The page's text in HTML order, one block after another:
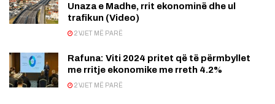
Unaza e Madhe, rrit ekonominë dhe ul
trafikun (Video)
2 VJET MË PARË
Rafuna: Viti 2024 pritet që të përmbyllet
me rritje ekonomike me rreth 4.2%
2 VJET MË PARË